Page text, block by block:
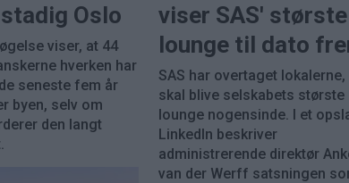
Oslo
viser, at 44
hverken har
seneste fem år
byen, selv om
den langt
viser SAS' største
lounge til dato
SAS har overtaget
skal blive selskabets største
lounge nogensinde. I et
LinkedIn beskriver
administrerende direktør
van der Werff satsningen